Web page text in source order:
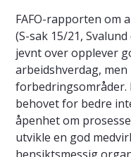
FAFO-rapporten om
(S-sak 15/21,
jevnt over opplever
arbeidshverdag,
behovet for bedre
åpenhet om
utvikle en god